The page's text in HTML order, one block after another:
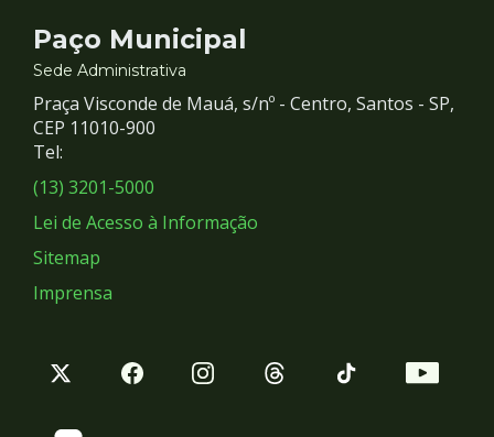
Contato
e
Redes
Sociais
Paço Municipal
Sede Administrativa
Praça Visconde de Mauá, s/nº - Centro, Santos - SP,
CEP 11010-900
Tel:
(13) 3201-5000
Lei de Acesso à Informação
Sitemap
Imprensa